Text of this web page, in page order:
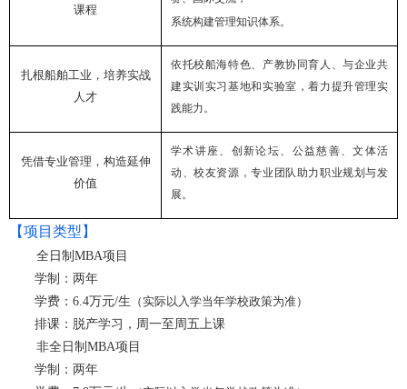
课程
系统构建管理知识体系。
扎根船舶工业，培养实战
人才
依托校船海特色、产教协同育人、与企业共
建实训实习基地和实验室，着力提升管理实
践能力。
凭借专业管理，构造延伸
价值
学术讲座、创新论坛、公益慈善、文体活
动、校友资源，专业团队助力职业规划与发
展。
【项目类型】
全日制 MBA项目
学制：两年
学费： 6.4万元/生 （实际以入学当年学校政策为准）
排课：脱产学习，周一至周五上课
非全日制 MBA项目
学制：两年